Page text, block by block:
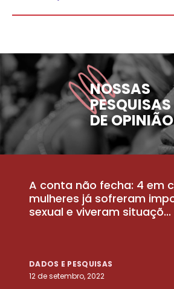
NOSSAS
PESQUISAS
DE OPINIÃO
A conta não fecha: 4 em
mulheres já sofreram
sexual e viveram situaçõ...
DADOS E PESQUISAS
12 de setembro, 2022